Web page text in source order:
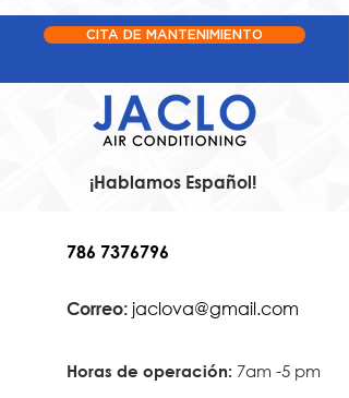
CITA DE MANTENIMIENTO
¡Hablamos Español!
786 7376796
Correo: jaclova@gmail.com
Horas de operación: 7am -5 pm